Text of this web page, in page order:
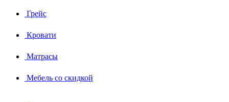
Грейс
Кровати
Матрасы
Мебель со скидкой